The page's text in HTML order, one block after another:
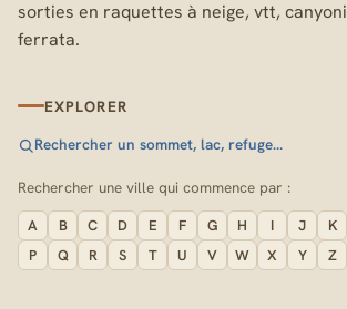
sorties en raquettes à neige, vtt,
ferrata.
EXPLORER
Rechercher un sommet, lac, refuge…
Rechercher une ville qui commence par :
A B C D E F G H I J K
P
Q R S T U V W X Y Z